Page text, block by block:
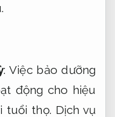
: Việc bảo dưỡng
động cho hiệu
tuổi thọ. Dịch vụ